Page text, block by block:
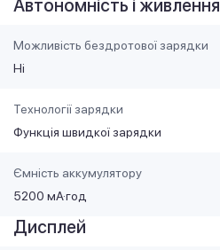
Автономність і живлення
Можливість бездротової зарядки
Ні
Технології зарядки
Функція швидкої зарядки
Ємність аккумулятору
5200 мА·год
Дисплей